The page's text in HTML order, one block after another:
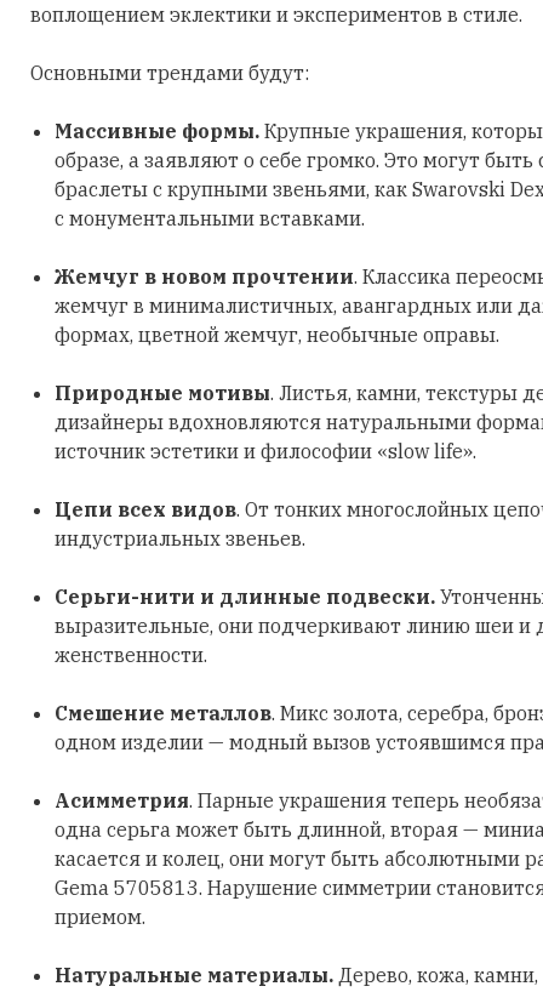
воплощением эклектики и экспериментов в стиле.
Основными трендами будут:
Массивные формы. Крупные украшения,
образе, а заявляют о себе громко. Это могут быть
браслеты с крупными звеньями, как Swarovski
с монументальными вставками.
Жемчуг в новом прочтении. Классика
жемчуг в минималистичных, авангардных или
формах, цветной жемчуг, необычные оправы.
Природные мотивы. Листья, камни, текстуры
дизайнеры вдохновляются натуральными
источник эстетики и философии «slow life».
Цепи всех видов. От тонких многослойных
индустриальных звеньев.
Серьги-нити и длинные подвески.
выразительные, они подчеркивают линию шеи и
женственности.
Смешение металлов. Микс золота, серебра,
одном изделии — модный вызов устоявшимся
Асимметрия. Парные украшения теперь
одна серьга может быть длинной, вторая —
касается и колец, они могут быть абсолютными
Gema 5705813. Нарушение симметрии
приемом.
Натуральные материалы. Дерево, кожа,